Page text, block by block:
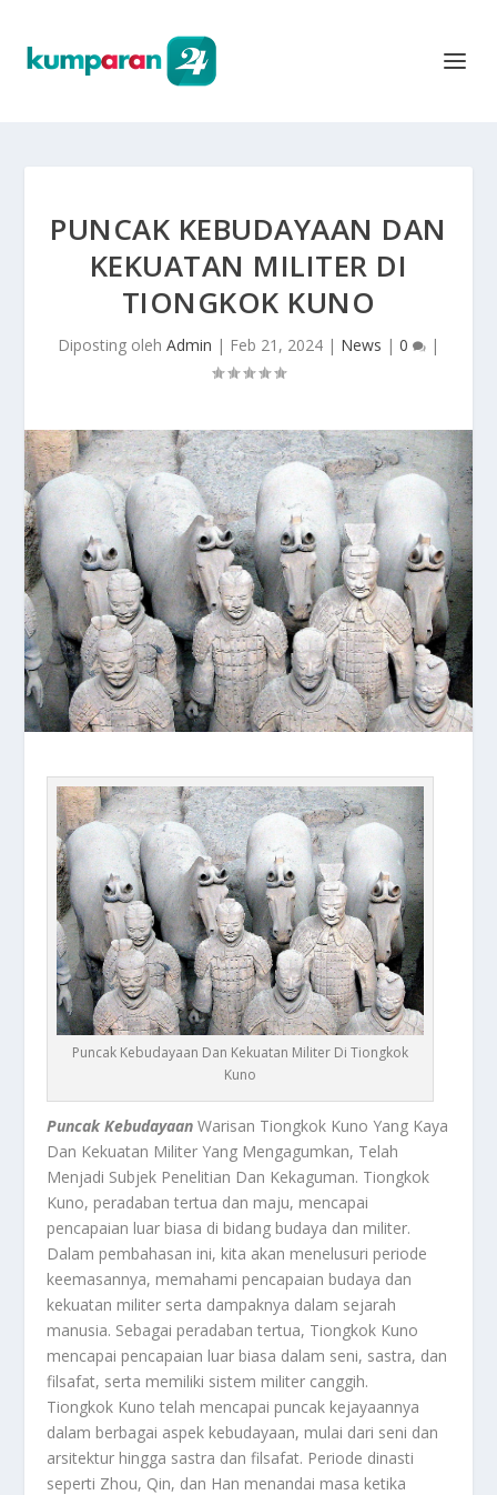
PUNCAK KEBUDAYAAN DAN
KEKUATAN MILITER DI
TIONGKOK KUNO
Diposting oleh Admin | Feb 21, 2024 | News | 0 |
Puncak Kebudayaan Dan Kekuatan Militer Di Tiongkok
Kuno
Puncak Kebudayaan Warisan Tiongkok Kuno Yang Kaya
Dan Kekuatan Militer Yang Mengagumkan, Telah
Menjadi Subjek Penelitian Dan Kekaguman. Tiongkok
Kuno, peradaban tertua dan maju, mencapai
pencapaian luar biasa di bidang budaya dan militer.
Dalam pembahasan ini, kita akan menelusuri periode
keemasannya, memahami pencapaian budaya dan
kekuatan militer serta dampaknya dalam sejarah
manusia. Sebagai peradaban tertua, Tiongkok Kuno
mencapai pencapaian luar biasa dalam seni, sastra, dan
filsafat, serta memiliki sistem militer canggih.
Tiongkok Kuno telah mencapai puncak kejayaannya
dalam berbagai aspek kebudayaan, mulai dari seni dan
arsitektur hingga sastra dan filsafat. Periode dinasti
seperti Zhou, Qin, dan Han menandai masa ketika